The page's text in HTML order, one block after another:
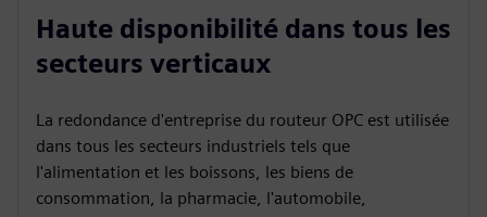
Haute disponibilité dans tous les
secteurs verticaux
La redondance d'entreprise du routeur OPC est utilisée
dans tous les secteurs industriels tels que
l'alimentation et les boissons, les biens de
consommation, la pharmacie, l'automobile,